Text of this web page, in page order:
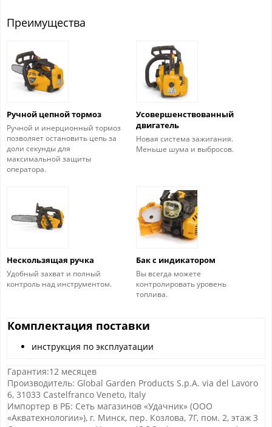
Преимущества
Ручной цепной тормоз
Ручной и инерционный тормоз
позволяет остановить цепь за
доли секунды для
максимальной защиты
оператора.
Усовершенствованный
двигатель
Новая система зажигания.
Меньше шума и выбросов.
Нескользящая ручка
Удобный захват и полный
контроль над инструментом.
Бак с индикатором
Вы всегда можете
контролировать уровень
топлива.
Комплектация поставки
инструкция по эксплуатации
Гарантия:12 месяцев
Производитель: Global Garden Products S.p.A. via del Lavoro
6, 31033 Castelfranco Veneto, Italy
Импортер в РБ: Сеть магазинов «Удачник» (ООО
«Акватехнологии»), г. Минск, пер. Козлова, 7Г, пом. 2, этаж 3